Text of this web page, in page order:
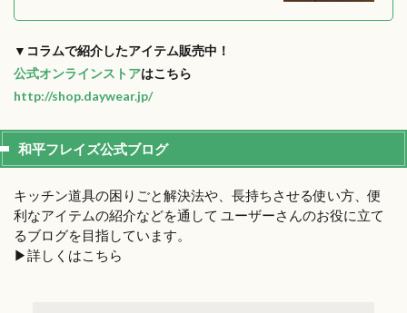
▼コラムで紹介したアイテム販売中！
公式オンラインストアはこちら
http://shop.daywear.jp/
和平フレイズ公式ブログ
キッチン道具の困りごと解決法や、長持ちさせる使い方、便
利なアイテムの紹介などを通して ユーザーさんのお役に立て
るブログを目指しています。
▶︎詳しくはこちら